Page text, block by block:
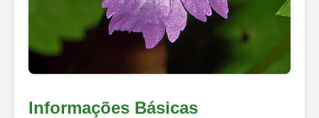
Informações Básicas